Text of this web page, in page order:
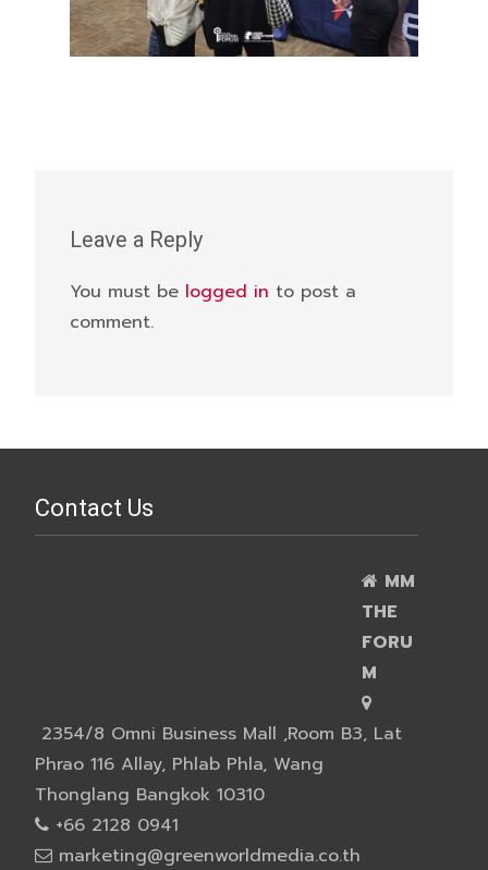
Leave a Reply
You must be logged in to post a
comment.
Contact Us
MM
THE
FORU
M
2354/8 Omni Business Mall ,Room B3, Lat
Phrao 116 Allay, Phlab Phla, Wang
Thonglang Bangkok 10310
+66 2128 0941
marketing@greenworldmedia.co.th